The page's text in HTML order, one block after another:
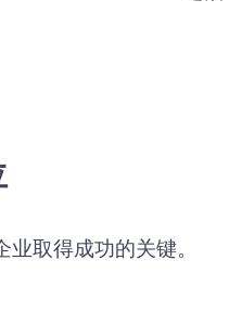
取得成功的关键。